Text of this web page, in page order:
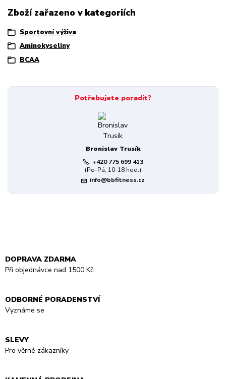
Zboží zařazeno v kategoriích
Sportovní výživa
Aminokyseliny
BCAA
Potřebujete poradit?
Bronislav Trusík
+420 775 699 413
(Po-Pá, 10-18 hod.)
info@bbfitness.cz
DOPRAVA ZDARMA
Při objednávce nad 1500 Kč
ODBORNÉ PORADENSTVÍ
Vyznáme se
SLEVY
Pro věrné zákazníky